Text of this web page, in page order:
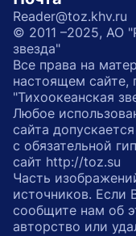
Reader@toz.khv.ru
© 2011 –2025, АО
звезда"
Все права на
настоящем сайте,
"Тихоокеанская
Любое
сайта
с обязательной
сайт http://toz.su
Часть
источников. Если
сообщите нам об
авторство или